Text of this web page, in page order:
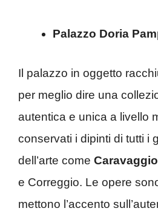
Palazzo Doria
Il palazzo in oggetto
per meglio dire una
autentica e unica a livello
conservati i dipinti di tutti i
dell’arte come
e Correggio. Le opere
mettono l’accento